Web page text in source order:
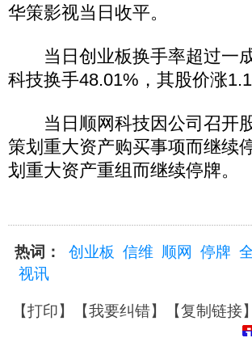
华策影视当日收平。
当日创业板换手率超过一成
科技换手48.01%，其股价涨
当日顺网科技因公司召开
策划重大资产购买事项而继续
划重大资产重组而继续停牌。
热词： 创业板 信维 顺网 停牌
视讯
【打印】【我要纠错】【复制链接